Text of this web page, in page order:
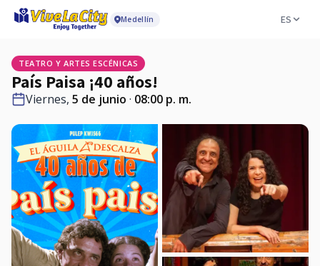
Medellín ES
TEATRO Y ARTES ESCÉNICAS
País Paisa ¡40 años!
Viernes, 5 de junio · 08:00 p. m.